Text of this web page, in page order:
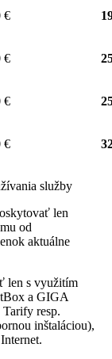
€
€
€
€
služby
len
od
aktuálne
len s využitím
a GIGA
resp.
inštaláciou),